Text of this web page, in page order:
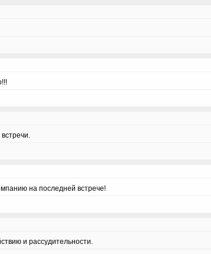
на последней встрече!
и рассудительности.